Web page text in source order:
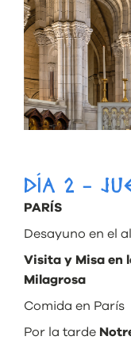
DÍA 2 -
PARÍS
Desayuno en el
Visita y Misa en
Milagrosa
Comida en París
Por la tarde